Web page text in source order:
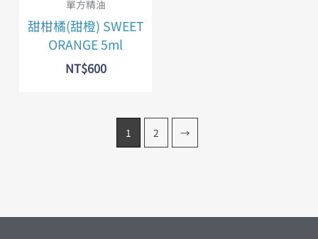
單方精油
甜柑橘(甜橙) SWEET
ORANGE 5ml
NT$600
1 2 →